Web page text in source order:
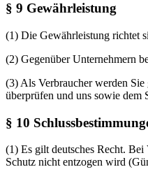
§ 9 Gewährleistung
(1) Die Gewährleistung richtet
(2) Gegenüber Unternehmern
(3) Als Verbraucher werden
überprüfen und uns sowie dem
§ 10
(1) Es gilt deutsches Recht. Bei
Schutz nicht entzogen wird